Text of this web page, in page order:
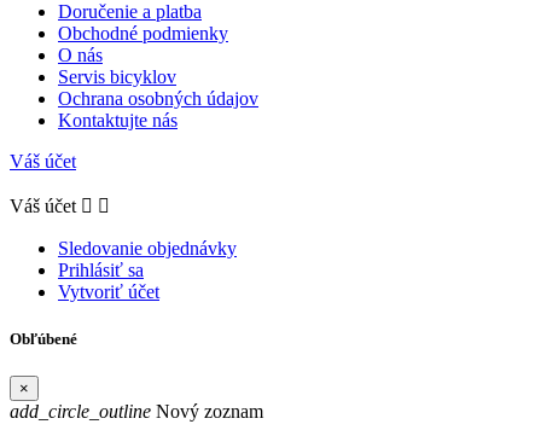
Doručenie a platba
Obchodné podmienky
O nás
Servis bicyklov
Ochrana osobných údajov
Kontaktujte nás
Váš účet
Váš účet  
Sledovanie objednávky
Prihlásiť sa
Vytvoriť účet
Obľúbené
×
add_circle_outline Nový zoznam